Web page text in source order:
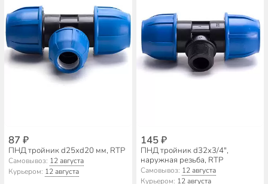
87 ₽
ПНД тройник d25хd20 мм, RTP
Самовывоз: 12 августа
Курьером: 12 августа
145 ₽
ПНД тройник d32х3/4",
наружная резьба, RTP
Самовывоз: 12 августа
Курьером: 12 августа